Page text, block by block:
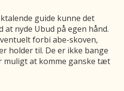
guide kunne det
nyde Ubud på egen hånd.
forbi abe-skoven,
holder til. De er ikke bange
muligt at komme ganske tæt